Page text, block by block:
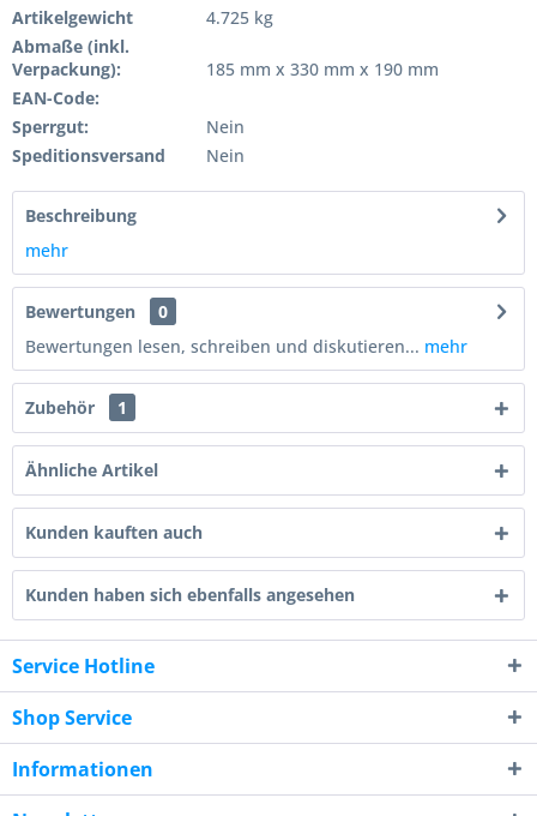
Artikelgewicht
4.725 kg
Abmaße (inkl.
Verpackung):
185 mm x 330 mm x 190 mm
EAN-Code:
Sperrgut:
Nein
Speditionsversand
Nein
Beschreibung
mehr
Bewertungen
0
Bewertungen lesen, schreiben und diskutieren... mehr
Zubehör 1
Ähnliche Artikel
Kunden kauften auch
Kunden haben sich ebenfalls angesehen
Service Hotline
Shop Service
Informationen